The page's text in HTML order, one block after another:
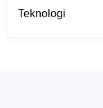
Teknologi